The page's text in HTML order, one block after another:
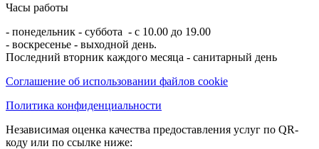
Часы работы
- понедельник - суббота - с 10.00 до 19.00
- воскресенье - выходной день.
Последний вторник каждого месяца - санитарный день
Соглашение об использовании файлов cookie
Политика конфиденциальности
Независимая оценка качества предоставления услуг по QR-
коду или по ссылке ниже: